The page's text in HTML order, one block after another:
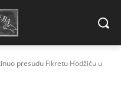
presudu Fikretu Hodžiću u